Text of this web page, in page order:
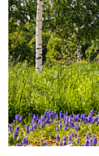
(495) 663-
Агрофирма
Московская